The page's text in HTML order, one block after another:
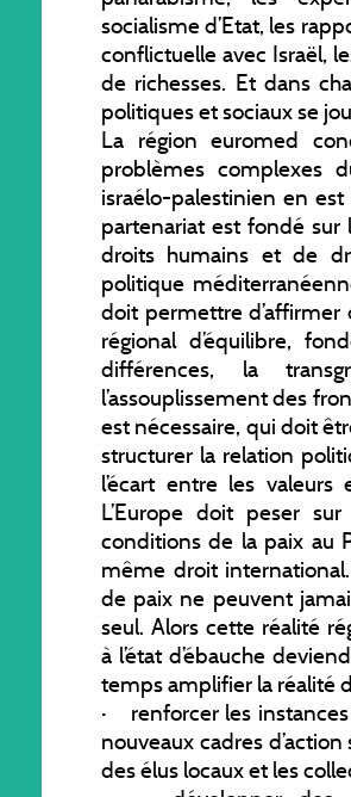
socialisme d’Etat, les
conflictuelle avec Israël,
de richesses. Et dans
politiques et sociaux se
La région euromed
problèmes complexes
israélo-palestinien en
partenariat est fondé
droits humains et de
politique
doit permettre
régional d’équilibre,
différences, la
l’assouplissement des
est nécessaire, qui doit
structurer la relation
l’écart entre les
L’Europe doit peser
conditions de la paix au
même droit
de paix ne peuvent
seul. Alors cette réalité
à l’état d’ébauche
temps amplifier la réalité
· renforcer les
nouveaux cadres
des élus locaux et les